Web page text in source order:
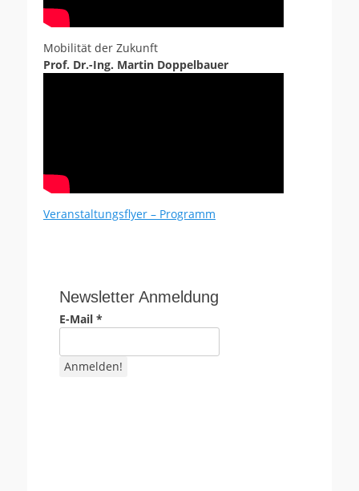
Mobilität der Zukunft
Prof. Dr.-Ing. Martin Doppelbauer
Veranstaltungsflyer – Programm
Newsletter Anmeldung
E-Mail *